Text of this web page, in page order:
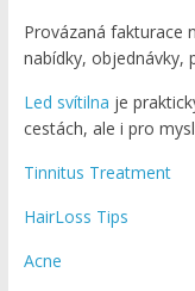
Provázaná fakturace
nabídky, objednávky,
Led svítilna je
cestách, ale i pro
Tinnitus Treatment
HairLoss Tips
Acne